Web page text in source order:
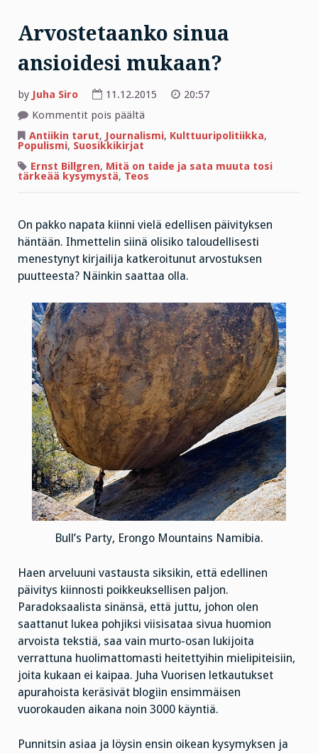
Arvostetaanko sinua
ansioidesi mukaan?
by Juha Siro 11.12.2015
20:57
Kommentit pois päältä
sinua
ansioidesi
Antiikin tarut, Journalismi, Kulttuuripolitiikka,
Populismi, Suosikkikirjat
Ernst Billgren, Mitä on taide ja sata muuta tosi
tärkeää kysymystä, Teos
On pakko napata kiinni vielä edellisen päivityksen
häntään. Ihmettelin siinä olisiko taloudellisesti
menestynyt kirjailija katkeroitunut arvostuksen
puutteesta? Näinkin saattaa olla.
Bull’s Party, Erongo Mountains Namibia.
Haen arveluuni vastausta siksikin, että edellinen
päivitys kiinnosti poikkeuksellisen paljon.
Paradoksaalista sinänsä, että juttu, johon olen
saattanut lukea pohjiksi viisisataa sivua huomion
arvoista tekstiä, saa vain murto-osan lukijoita
verrattuna huolimattomasti heitettyihin mielipiteisiin,
joita kukaan ei kaipaa. Juha Vuorisen letkautukset
apurahoista keräsivät blogiin ensimmäisen
vuorokauden aikana noin 3000 käyntiä.
Punnitsin asiaa ja löysin ensin oikean kysymyksen ja